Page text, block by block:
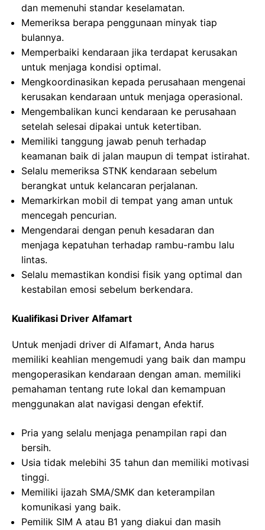
dan memenuhi standar keselamatan.
Memeriksa berapa penggunaan minyak tiap
bulannya.
Memperbaiki kendaraan jika terdapat kerusakan
untuk menjaga kondisi optimal.
Mengkoordinasikan kepada perusahaan mengenai
kerusakan kendaraan untuk menjaga operasional.
Mengembalikan kunci kendaraan ke perusahaan
setelah selesai dipakai untuk ketertiban.
Memiliki tanggung jawab penuh terhadap
keamanan baik di jalan maupun di tempat istirahat.
Selalu memeriksa STNK kendaraan sebelum
berangkat untuk kelancaran perjalanan.
Memarkirkan mobil di tempat yang aman untuk
mencegah pencurian.
Mengendarai dengan penuh kesadaran dan
menjaga kepatuhan terhadap rambu-rambu lalu
lintas.
Selalu memastikan kondisi fisik yang optimal dan
kestabilan emosi sebelum berkendara.
Kualifikasi Driver Alfamart
Untuk menjadi driver di Alfamart, Anda harus
memiliki keahlian mengemudi yang baik dan mampu
mengoperasikan kendaraan dengan aman. memiliki
pemahaman tentang rute lokal dan kemampuan
menggunakan alat navigasi dengan efektif.
Pria yang selalu menjaga penampilan rapi dan
bersih.
Usia tidak melebihi 35 tahun dan memiliki motivasi
tinggi.
Memiliki ijazah SMA/SMK dan keterampilan
komunikasi yang baik.
Pemilik SIM A atau B1 yang diakui dan masih